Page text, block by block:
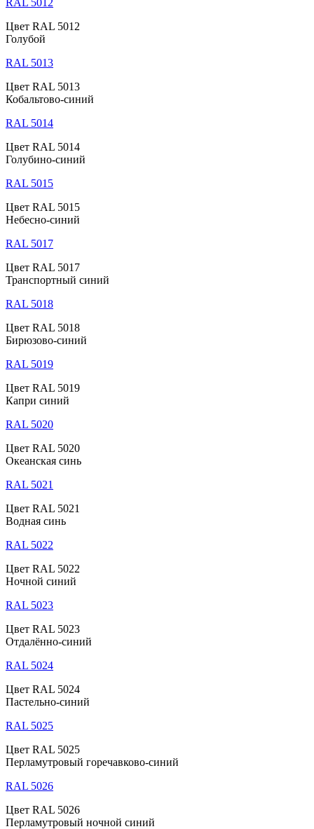
RAL 5012
Цвет RAL 5012
Голубой
RAL 5013
Цвет RAL 5013
Кобальтово-синий
RAL 5014
Цвет RAL 5014
Голубино-синий
RAL 5015
Цвет RAL 5015
Небесно-синий
RAL 5017
Цвет RAL 5017
Транспортный синий
RAL 5018
Цвет RAL 5018
Бирюзово-синий
RAL 5019
Цвет RAL 5019
Капри синий
RAL 5020
Цвет RAL 5020
Океанская синь
RAL 5021
Цвет RAL 5021
Водная синь
RAL 5022
Цвет RAL 5022
Ночной синий
RAL 5023
Цвет RAL 5023
Отдалённо-синий
RAL 5024
Цвет RAL 5024
Пастельно-синий
RAL 5025
Цвет RAL 5025
Перламутровый горечавково-синий
RAL 5026
Цвет RAL 5026
Перламутровый ночной синий